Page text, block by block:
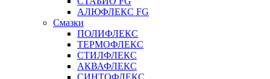
АЛЮФЛЕКС FG
Смазки
ПОЛИФЛЕКС
ТЕРМОФЛЕКС
СТИЛФЛЕКС
АКВАФЛЕКС
СИНТОФЛЕКС